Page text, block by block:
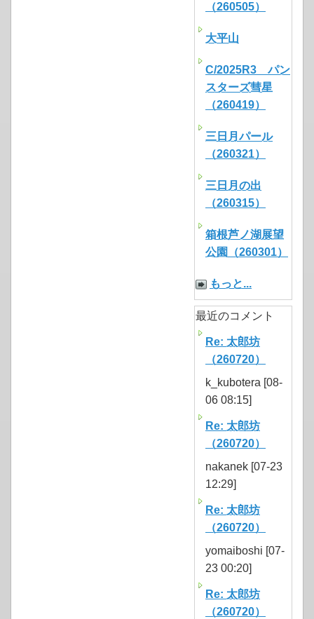
（260505）
大平山
C/2025R3 パン
スターズ彗星
（260419）
三日月パール
（260321）
三日月の出
（260315）
箱根芦ノ湖展望
公園（260301）
もっと...
最近のコメント
Re: 太郎坊
（260720）
k_kubotera [08-
06 08:15]
Re: 太郎坊
（260720）
nakanek [07-23
12:29]
Re: 太郎坊
（260720）
yomaiboshi [07-
23 00:20]
Re: 太郎坊
（260720）